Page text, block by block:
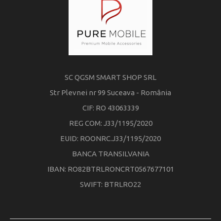
SC QGSM SMART SHOP SRL
Str Plevnei nr 99 Suceava - România
CIF: RO 43063339
REG COM: J33/1195/2020
EUID: ROONRC.J33/1195/2020
BANCA TRANSILVANIA
IBAN: RO82BTRLRONCRT0567677101
SWIFT: BTRLRO22